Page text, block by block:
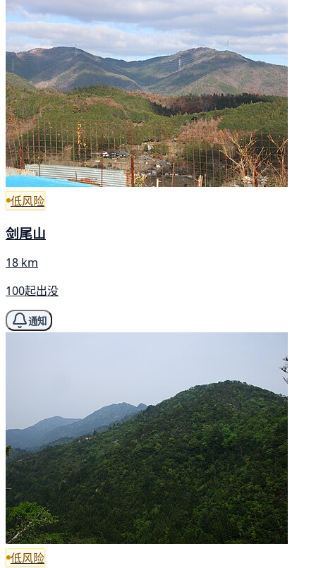
低风险
剑尾山
18 km
100起出没
通知
低风险